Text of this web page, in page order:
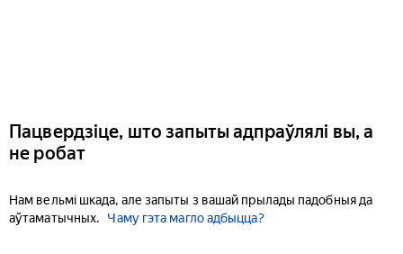
Пацвердзіце, што запыты адпраўлялі вы, а
не робат
Нам вельмі шкада, але запыты з вашай прылады падобныя да
аўтаматычных.
Чаму гэта магло адбыцца?